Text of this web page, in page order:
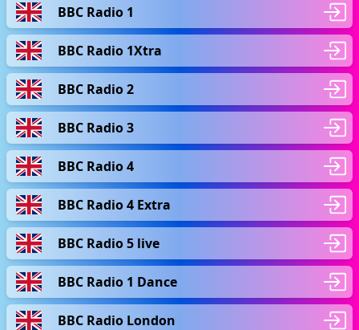
BBC Radio 1
BBC Radio 1Xtra
BBC Radio 2
BBC Radio 3
BBC Radio 4
BBC Radio 4 Extra
BBC Radio 5 live
BBC Radio 1 Dance
BBC Radio London